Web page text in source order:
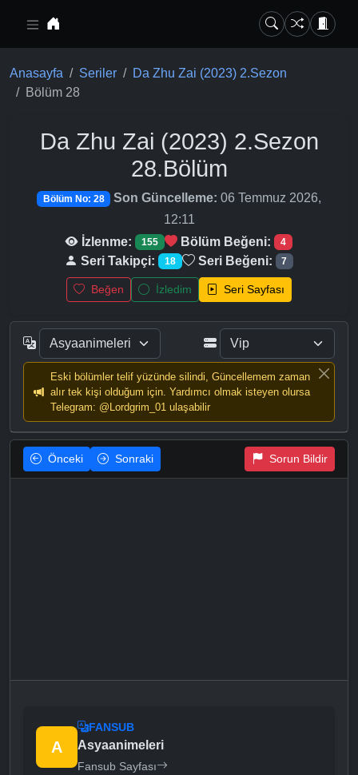
Anasayfa Seriler
Da Zhu Zai (2023) 2.Sezon
Bölüm 28
Da Zhu Zai (2023) 2.Sezon
28.Bölüm
Bölüm No: 28 Son Güncelleme: 06 Temmuz 2026,
12:11
İzlenme:
155 Bölüm Beğeni: 4
Seri Takipçi: 18 Seri Beğeni: 7
Beğen İzledim Seri Sayfası
Eski bölümler telif yüzünde silindi, Güncellemem zaman
alır tek kişi olduğum için. Yardımcı olmak isteyen olursa
Telegram: @Lordgrim_01 ulaşabilir
Önceki Sonraki Sorun Bildir
A
FANSUB
Asyaanimeleri
Fansub Sayfası